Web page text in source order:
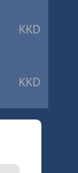
KKD
KKD